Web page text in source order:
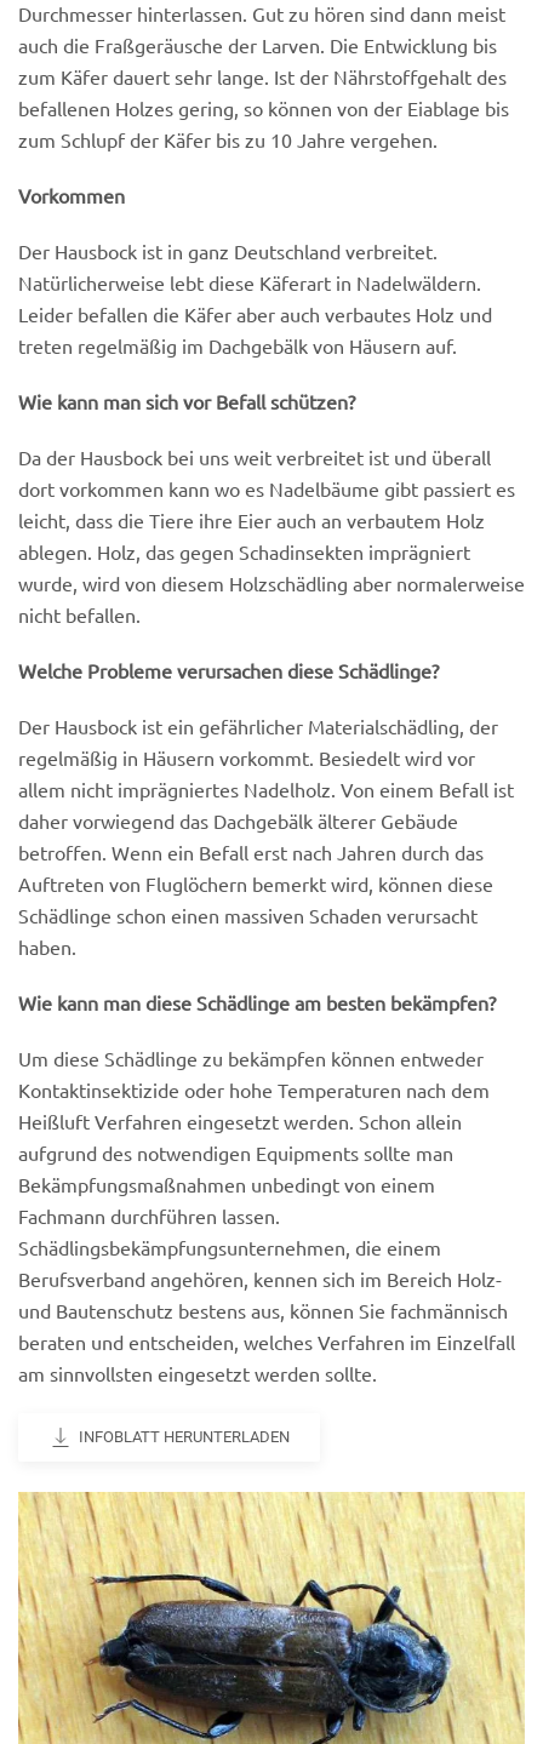
Durchmesser hinterlassen. Gut zu hören sind dann meist
auch die Fraßgeräusche der Larven. Die Entwicklung bis
zum Käfer dauert sehr lange. Ist der Nährstoffgehalt des
befallenen Holzes gering, so können von der Eiablage bis
zum Schlupf der Käfer bis zu 10 Jahre vergehen.
Vorkommen
Der Hausbock ist in ganz Deutschland verbreitet.
Natürlicherweise lebt diese Käferart in Nadelwäldern.
Leider befallen die Käfer aber auch verbautes Holz und
treten regelmäßig im Dachgebälk von Häusern auf.
Wie kann man sich vor Befall schützen?
Da der Hausbock bei uns weit verbreitet ist und überall
dort vorkommen kann wo es Nadelbäume gibt passiert es
leicht, dass die Tiere ihre Eier auch an verbautem Holz
ablegen. Holz, das gegen Schadinsekten imprägniert
wurde, wird von diesem Holzschädling aber normalerweise
nicht befallen.
Welche Probleme verursachen diese Schädlinge?
Der Hausbock ist ein gefährlicher Materialschädling, der
regelmäßig in Häusern vorkommt. Besiedelt wird vor
allem nicht imprägniertes Nadelholz. Von einem Befall ist
daher vorwiegend das Dachgebälk älterer Gebäude
betroffen. Wenn ein Befall erst nach Jahren durch das
Auftreten von Fluglöchern bemerkt wird, können diese
Schädlinge schon einen massiven Schaden verursacht
haben.
Wie kann man diese Schädlinge am besten bekämpfen?
Um diese Schädlinge zu bekämpfen können entweder
Kontaktinsektizide oder hohe Temperaturen nach dem
Heißluft Verfahren eingesetzt werden. Schon allein
aufgrund des notwendigen Equipments sollte man
Bekämpfungsmaßnahmen unbedingt von einem
Fachmann durchführen lassen.
Schädlingsbekämpfungsunternehmen, die einem
Berufsverband angehören, kennen sich im Bereich Holz-
und Bautenschutz bestens aus, können Sie fachmännisch
beraten und entscheiden, welches Verfahren im Einzelfall
am sinnvollsten eingesetzt werden sollte.
INFOBLATT HERUNTERLADEN